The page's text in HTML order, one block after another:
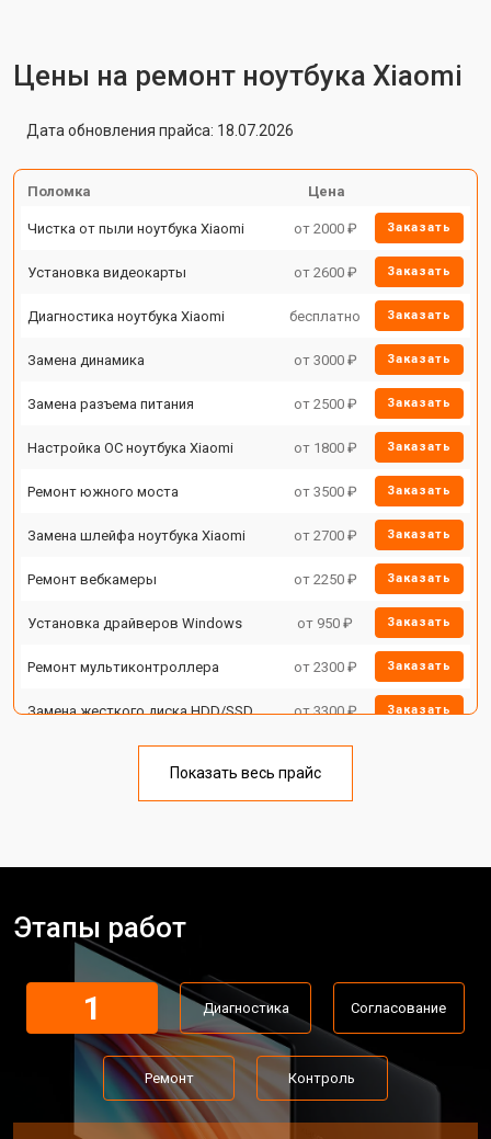
Цены на ремонт ноутбука Xiaomi
Дата обновления прайса: 18.07.2026
Поломка Цена
Чистка от пыли ноутбука Xiaomi от 2000 ₽ Заказать
Установка видеокарты от 2600 ₽ Заказать
Диагностика ноутбука Xiaomi бесплатно Заказать
Замена динамика от 3000 ₽ Заказать
Замена разъема питания от 2500 ₽ Заказать
Настройка ОС ноутбука Xiaomi от 1800 ₽ Заказать
Ремонт южного моста от 3500 ₽ Заказать
Замена шлейфа ноутбука Xiaomi от 2700 ₽ Заказать
Ремонт вебкамеры от 2250 ₽ Заказать
Установка драйверов Windows от 950 ₽ Заказать
Ремонт мультиконтроллера от 2300 ₽ Заказать
Замена жесткого диска HDD/SSD от 3300 ₽ Заказать
Замена тачпада ноутбука Xiaomi от 1500 ₽
Замена материнской платы
Замена матрицы ноутбука Xiaomi
Замена Wi-Fi ноутбука Xiaomi от 2200 ₽ Заказать
Ремонт цепи питания от 3500 ₽ Заказать
Замена звуковой карты от 1700 ₽
Показать весь прайс
Этапы работ
1 Диагностика Согласование
Ремонт Контроль